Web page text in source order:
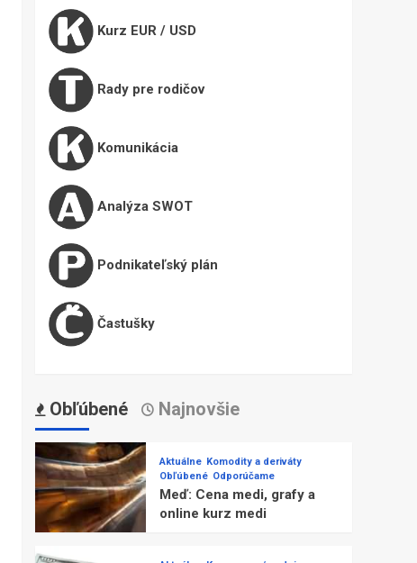
Kurz EUR / USD
Rady pre rodičov
Komunikácia
Analýza SWOT
Podnikateľský plán
Častušky
Obľúbené Najnovšie
Aktuálne Komodity a deriváty
Obľúbené Odporúčame
Meď: Cena medi, grafy a
online kurz medi